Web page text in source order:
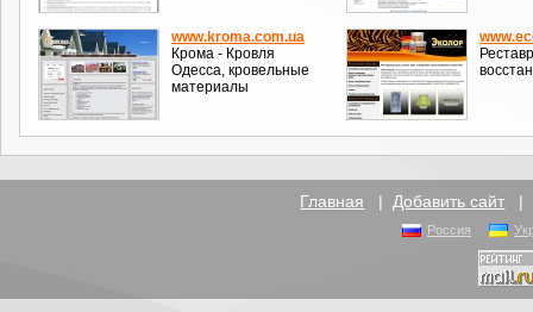
www.kroma.com.ua
Крома - Кровля
Одесса, кровельные
материалы
Главная | Добавить сайт |
Россия